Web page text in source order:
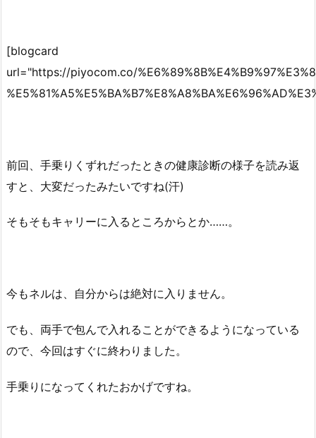
[blogcard
url="https://piyocom.co/
前回、手乗りくずれだったときの健康診断の様子を読み返
すと、大変だったみたいですね(汗)
そもそもキャリーに入るところからとか……。
今もネルは、自分からは絶対に入りません。
でも、両手で包んで入れることができるようになっている
ので、今回はすぐに終わりました。
手乗りになってくれたおかげですね。